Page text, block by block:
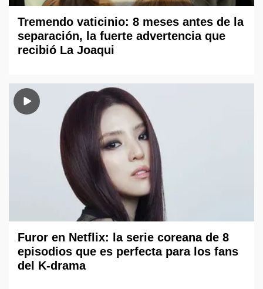
Tremendo vaticinio: 8 meses antes de la
separación, la fuerte advertencia que
recibió La Joaqui
Furor en Netflix: la serie coreana de 8
episodios que es perfecta para los fans
del K-drama